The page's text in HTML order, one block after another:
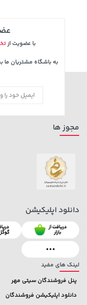
141,000 تومان
165,900
با عضویت از
به باشگاه مشتریان ما
لینک های مفید
پنل فروشندگان سیتی مهر
دانلود اپلیکیشن فروشندگان
مجوز ها
دانلود اپلیکیشن